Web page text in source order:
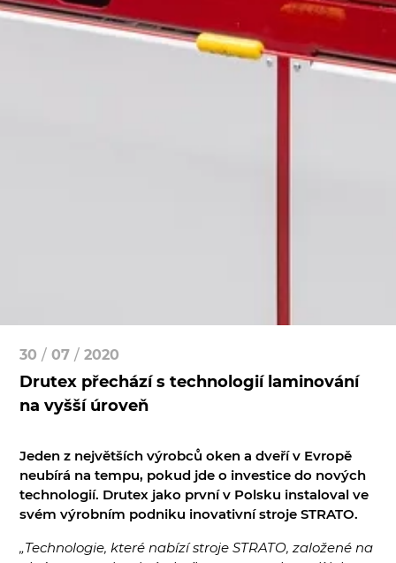
30 / 07 / 2020
Drutex přechází s technologií laminování
na vyšší úroveň
Jeden z největších výrobců oken a dveří v Evropě
neubírá na tempu, pokud jde o investice do nových
technologií. Drutex jako první v Polsku instaloval ve
svém výrobním podniku inovativní stroje STRATO.
„Technologie, které nabízí stroje STRATO, založené na